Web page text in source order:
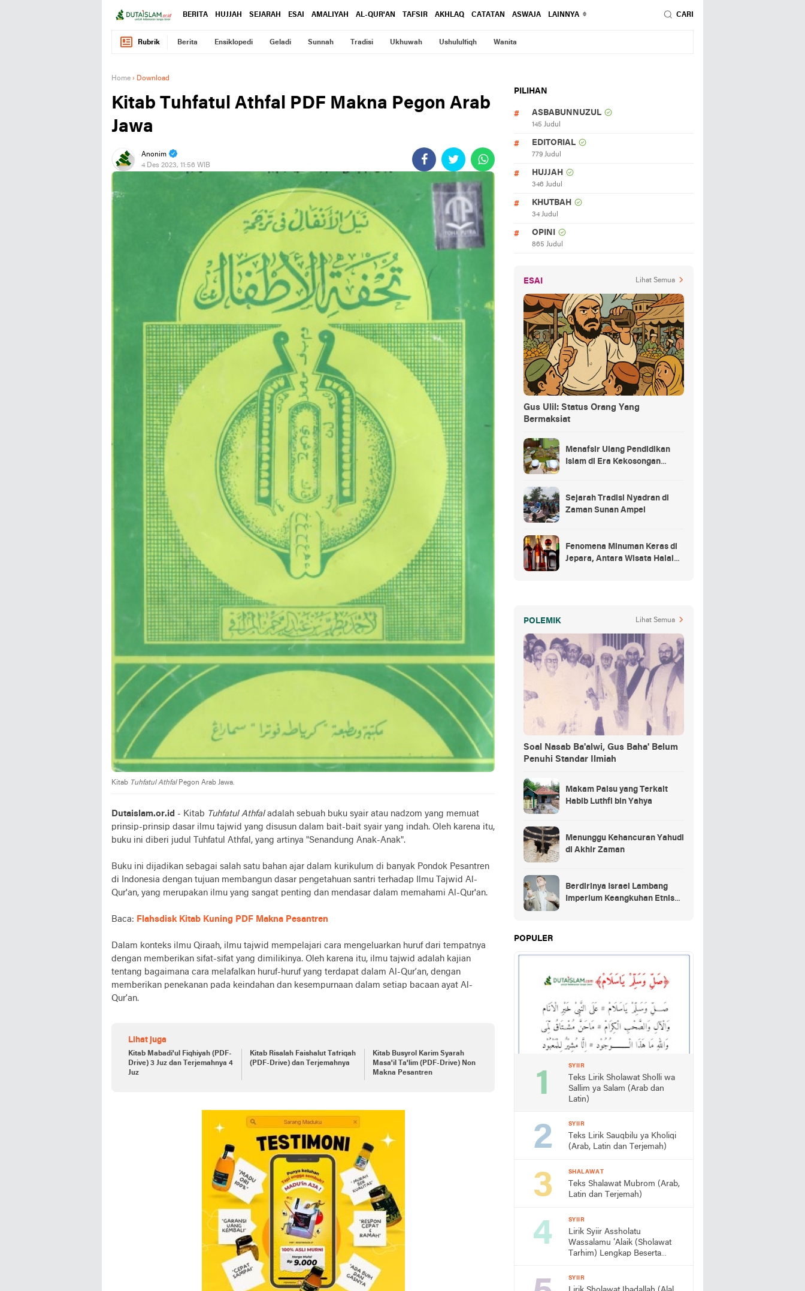
BERITA HUJJAH SEJARAH ESAI AMALIYAH AL-QUR'AN TAFSIR AKHLAQ CATATAN ASWAJA LAINNYA CARI
Rubrik Berita Ensiklopedi Geladi Sunnah Tradisi Ukhuwah Ushululfiqh Wanita
Home › Download
Kitab Tuhfatul Athfal PDF Makna Pegon Arab
Jawa
Anonim
4 Des 2023, 11:56 WIB
Kitab Tuhfatul AthfalPegon Arab Jawa.
Dutaislam.or.id - Kitab Tuhfatul Athfaladalah sebuah buku syair atau nadzom yang memuat
prinsip-prinsip dasar ilmu tajwid yang disusun dalam bait-bait syair yang indah. Oleh karena itu,
buku ini diberi judul Tuhfatul Athfal, yang artinya "Senandung Anak-Anak".
Buku ini dijadikan sebagai salah satu bahan ajar dalam kurikulum di banyak Pondok Pesantren
di Indonesia dengan tujuan membangun dasar pengetahuan santri terhadap Ilmu Tajwid Al-
Qur'an, yang merupakan ilmu yang sangat penting dan mendasar dalam memahami Al-Qur'an.
Baca: Flahsdisk Kitab Kuning PDF Makna Pesantren
Dalam konteks ilmu Qiraah, ilmu tajwid mempelajari cara mengeluarkan huruf dari tempatnya
dengan memberikan sifat-sifat yang dimilikinya. Oleh karena itu, ilmu tajwid adalah kajian
tentang bagaimana cara melafalkan huruf-huruf yang terdapat dalam Al-Qur’an, dengan
memberikan penekanan pada keindahan dan kesempurnaan dalam setiap bacaan ayat Al-
Qur’an.
Lihat juga
Kitab Mabadi'ul Fiqhiyah (PDF-
Drive) 3 Juz dan Terjemahnya 4
Juz
Kitab Risalah Faishalut Tafriqah
(PDF-Drive) dan Terjemahnya
Kitab Busyrol Karim Syarah
Masa'il Ta'lim (PDF-Drive) Non
Makna Pesantren
PILIHAN
ASBABUNNUZUL
145 Judul
EDITORIAL
779 Judul
HUJJAH
346 Judul
KHUTBAH
34 Judul
OPINI
865 Judul
ESAI Lihat Semua
Gus Ulil: Status Orang Yang
Bermaksiat
Menafsir Ulang Pendidikan
Islam di Era Kekosongan
Sejarah Tradisi Nyadran di
Zaman Sunan Ampel
Fenomena Minuman Keras di
Jepara, Antara Wisata Halal
POLEMIK Lihat Semua
Soal Nasab Ba'alwi, Gus Baha' Belum
Penuhi Standar Ilmiah
Makam Palsu yang Terkait
Habib Luthfi bin Yahya
Menunggu Kehancuran Yahudi
di Akhir Zaman
Berdirinya Israel Lambang
Imperium Keangkuhan Etnis
POPULER
SYIIR
Teks Lirik Sholawat Sholli wa
Sallim ya Salam (Arab dan
Latin)
SYIIR
Teks Lirik Sauqbilu ya Kholiqi
(Arab, Latin dan Terjemah)
SHALAWAT
Teks Shalawat Mubrom (Arab,
Latin dan Terjemah)
SYIIR
Lirik Syiir Assholatu
Wassalamu ‘Alaik (Sholawat
Tarhim) Lengkap Beserta
SYIIR